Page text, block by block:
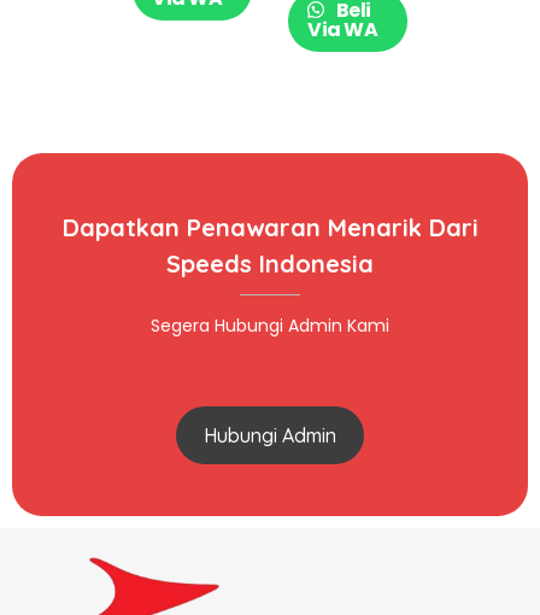
034-12
027-23
Beli
Via WA
Dapatkan Penawaran Menarik Dari
Speeds Indonesia
Segera Hubungi Admin Kami
Hubungi Admin